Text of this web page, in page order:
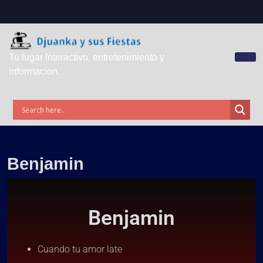
Tu lugar Interactivo, entretenimiento y
informacion.
Benjamin
Benjamin
Cuando tu amor late